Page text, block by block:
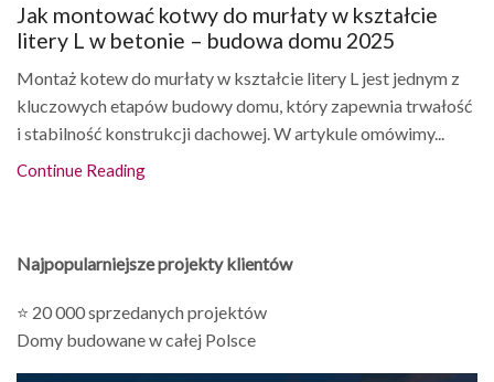
Jak montować kotwy do murłaty w kształcie
litery L w betonie – budowa domu 2025
Montaż kotew do murłaty w kształcie litery L jest jednym z
kluczowych etapów budowy domu, który zapewnia trwałość
i stabilność konstrukcji dachowej. W artykule omówimy...
Continue Reading
Najpopularniejsze projekty klientów
⭐ 20 000 sprzedanych projektów
Domy budowane w całej Polsce